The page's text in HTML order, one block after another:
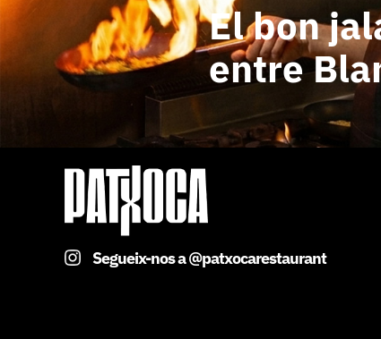
El bon
entre
Segueix-nos a @patxocarestaurant